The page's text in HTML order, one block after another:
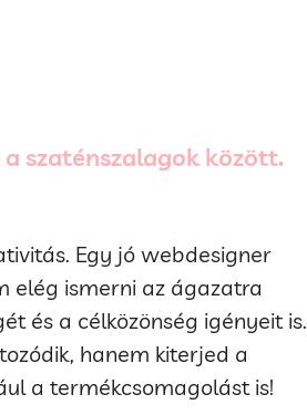
szaténszalagok között.
Egy jó webdesigner
elég ismerni az ágazatra
és a célközönség igényeit is.
hanem kiterjed a
a termékcsomagolást is!